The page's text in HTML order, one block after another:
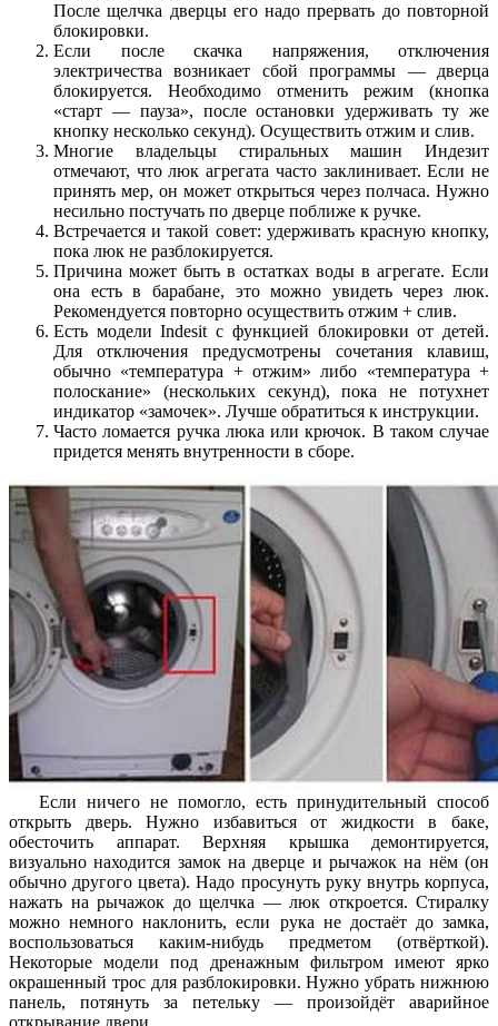
После щелчка дверцы его надо прервать до повторной
блокировки.
Если после скачка напряжения, отключения
электричества возникает сбой программы — дверца
блокируется. Необходимо отменить режим (кнопка
«старт — пауза», после остановки удерживать ту же
кнопку несколько секунд). Осуществить отжим и слив.
Многие владельцы стиральных машин Индезит
отмечают, что люк агрегата часто заклинивает. Если не
принять мер, он может открыться через полчаса. Нужно
несильно постучать по дверце поближе к ручке.
Встречается и такой совет: удерживать красную кнопку,
пока люк не разблокируется.
Причина может быть в остатках воды в агрегате. Если
она есть в барабане, это можно увидеть через люк.
Рекомендуется повторно осуществить отжим + слив.
Есть модели Indesit с функцией блокировки от детей.
Для отключения предусмотрены сочетания клавиш,
обычно «температура + отжим» либо «температура +
полоскание» (нескольких секунд), пока не потухнет
индикатор «замочек». Лучше обратиться к инструкции.
Часто ломается ручка люка или крючок. В таком случае
придется менять внутренности в сборе.
Если ничего не помогло, есть принудительный способ
открыть дверь. Нужно избавиться от жидкости в баке,
обесточить аппарат. Верхняя крышка демонтируется,
визуально находится замок на дверце и рычажок на нём (он
обычно другого цвета). Надо просунуть руку внутрь корпуса,
нажать на рычажок до щелчка — люк откроется. Стиралку
можно немного наклонить, если рука не достаёт до замка,
воспользоваться каким-нибудь предметом (отвёрткой).
Некоторые модели под дренажным фильтром имеют ярко
окрашенный трос для разблокировки. Нужно убрать нижнюю
панель, потянуть за петельку — произойдёт аварийное
открывание двери.